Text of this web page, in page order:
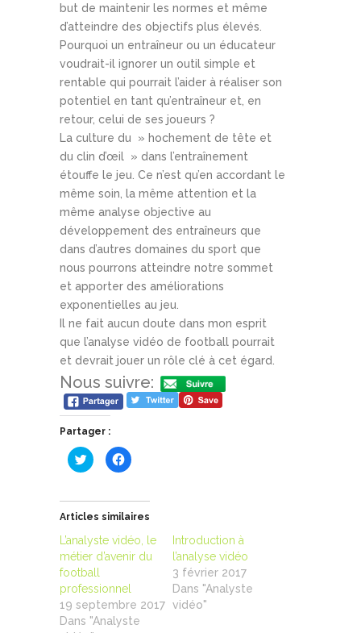
but de maintenir les normes et même
d’atteindre des objectifs plus élevés.
Pourquoi un entraîneur ou un éducateur
voudrait-il ignorer un outil simple et
rentable qui pourrait l’aider à réaliser son
potentiel en tant qu’entraîneur et, en
retour, celui de ses joueurs ?
La culture du » hochement de tête et
du clin d’œil » dans l’entraînement
étouffe le jeu. Ce n’est qu’en accordant le
même soin, la même attention et la
même analyse objective au
développement des entraîneurs que
dans d’autres domaines du sport que
nous pourrons atteindre notre sommet
et apporter des améliorations
exponentielles au jeu.
Il ne fait aucun doute dans mon esprit
que l’analyse vidéo de football pourrait
et devrait jouer un rôle clé à cet égard.
Nous suivre:
Partager :
C
l
e
z
p
u
r
p
a
t
a
g
e
C
l
e
z
p
o
u
r
p
r
t
a
g
e
Articles similaires
L’analyste vidéo, le
métier d’avenir du
football
professionnel
19 septembre 2017
Dans "Analyste
Introduction à
l’analyse vidéo
3 février 2017
Dans "Analyste
vidéo"